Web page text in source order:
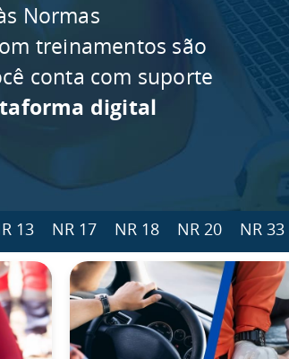
Normas
treinamentos são
conta com suporte
digital
13 NR 17 NR 18 NR 20 NR 33